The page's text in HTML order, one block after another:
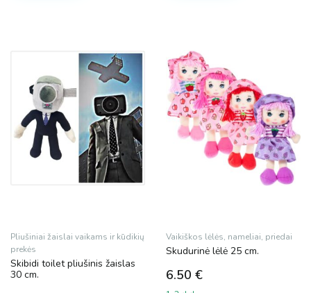
Pliušiniai žaislai vaikams ir kūdikių
prekės
Skibidi toilet pliušinis žaislas
30 cm.
Vaikiškos lėlės, nameliai, priedai
Skudurinė lėlė 25 cm.
6.50 €